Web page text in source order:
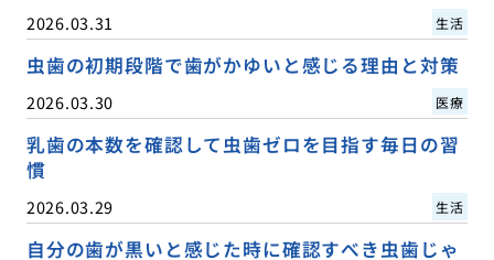
2026.03.31 生活
虫歯の初期段階で歯がかゆいと感じる理由と対策
2026.03.30 医療
乳歯の本数を確認して虫歯ゼロを目指す毎日の習
慣
2026.03.29 生活
自分の歯が黒いと感じた時に確認すべき虫歯じゃ